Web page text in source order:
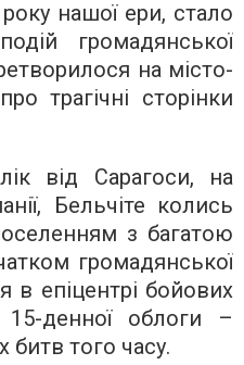
нашої ери, стало
громадянської
на місто-
трагічні сторінки
від Сарагоси, на
Бельчіте колись
з багатою
громадянської
в епіцентрі бойових
денної облоги –
битв того часу.